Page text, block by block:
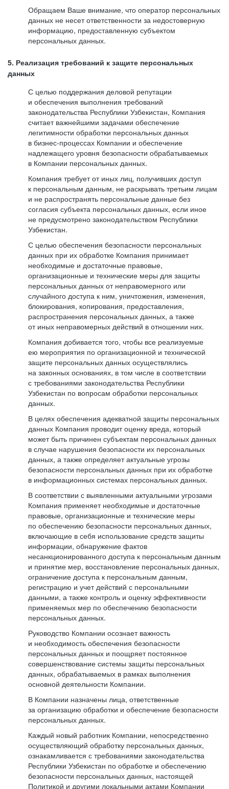
Обращаем Ваше внимание, что оператор персональных
данных не несет ответственности за недостоверную
информацию, предоставленную субъектом
персональных данных.
5. Реализация требований к защите персональных
данных
С целью поддержания деловой репутации
и обеспечения выполнения требований
законодательства Республики Узбекистан, Компания
считает важнейшими задачами обеспечение
легитимности обработки персональных данных
в бизнес-процессах Компании и обеспечение
надлежащего уровня безопасности обрабатываемых
в Компании персональных данных.
Компания требует от иных лиц, получивших доступ
к персональным данным, не раскрывать третьим лицам
и не распространять персональные данные без
согласия субъекта персональных данных, если иное
не предусмотрено законодательством Республики
Узбекистан.
С целью обеспечения безопасности персональных
данных при их обработке Компания принимает
необходимые и достаточные правовые,
организационные и технические меры для защиты
персональных данных от неправомерного или
случайного доступа к ним, уничтожения, изменения,
блокирования, копирования, предоставления,
распространения персональных данных, а также
от иных неправомерных действий в отношении них.
Компания добивается того, чтобы все реализуемые
ею мероприятия по организационной и технической
защите персональных данных осуществлялись
на законных основаниях, в том числе в соответствии
с требованиями законодательства Республики
Узбекистан по вопросам обработки персональных
данных.
В целях обеспечения адекватной защиты персональных
данных Компания проводит оценку вреда, который
может быть причинен субъектам персональных данных
в случае нарушения безопасности их персональных
данных, а также определяет актуальные угрозы
безопасности персональных данных при их обработке
в информационных системах персональных данных.
В соответствии с выявленными актуальными угрозами
Компания применяет необходимые и достаточные
правовые, организационные и технические меры
по обеспечению безопасности персональных данных,
включающие в себя использование средств защиты
информации, обнаружение фактов
несанкционированного доступа к персональным данным
и принятие мер, восстановление персональных данных,
ограничение доступа к персональным данным,
регистрацию и учет действий с персональными
данными, а также контроль и оценку эффективности
применяемых мер по обеспечению безопасности
персональных данных.
Руководство Компании осознает важность
и необходимость обеспечения безопасности
персональных данных и поощряет постоянное
совершенствование системы защиты персональных
данных, обрабатываемых в рамках выполнения
основной деятельности Компании.
В Компании назначены лица, ответственные
за организацию обработки и обеспечение безопасности
персональных данных.
Каждый новый работник Компании, непосредственно
осуществляющий обработку персональных данных,
ознакамливается с требованиями законодательства
Республики Узбекистан по обработке и обеспечению
безопасности персональных данных, настоящей
Политикой и другими локальными актами Компании